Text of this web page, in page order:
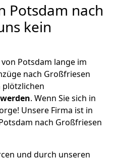
Potsdam nach
kein
Potsdam lange im
nach Großfriesen
plötzlichen
. Wenn Sie sich in
Unsere Firma ist in
nach Großfriesen
und durch unseren